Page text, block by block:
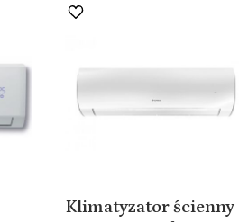
Klimatyzator ścienny